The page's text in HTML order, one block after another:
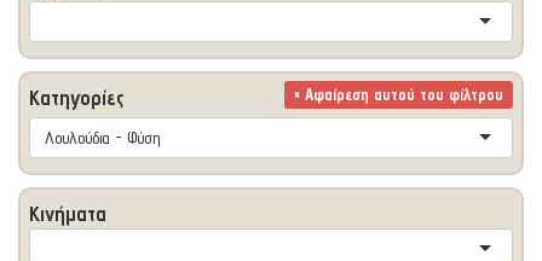
Κατηγορίες × Αφαίρεση αυτού του φίλτρου
Λουλούδια - Φύση
Κινήματα